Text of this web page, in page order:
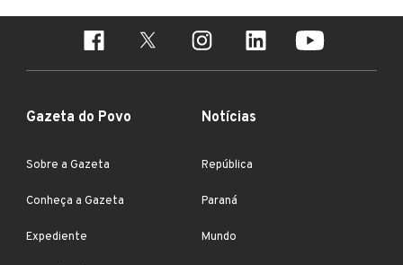
Gazeta do Povo
Sobre a Gazeta
Conheça a Gazeta
Expediente
Notícias
República
Paraná
Mundo